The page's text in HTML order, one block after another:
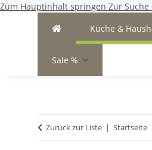
Zum Hauptinhalt springen Zur
Küche &
Sale %
Zurück zur Liste Startseite